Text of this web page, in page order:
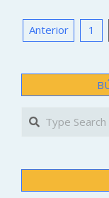
Anterior 1
Search